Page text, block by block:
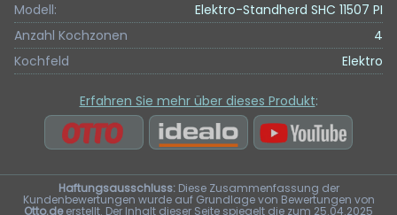
Modell:
Elektro-Standherd SHC 11507 PI
Anzahl Kochzonen
4
Kochfeld
Elektro
Erfahren Sie mehr über dieses Produkt:
Haftungsausschluss:Diese Zusammenfassung der
Kundenbewertungen wurde auf Grundlage von Bewertungen von
Otto.deerstellt. Der Inhalt dieser Seite spiegelt die zum 25.04.2025